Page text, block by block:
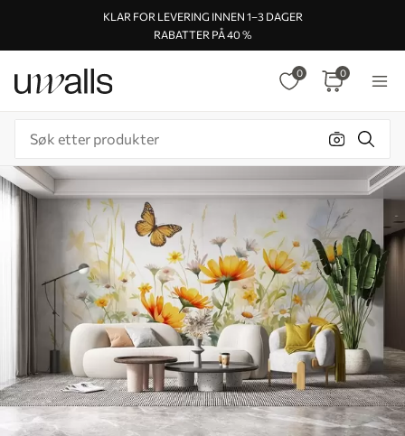
KLAR FOR LEVERING INNEN 1–3 DAGER
RABATTER PÅ 40 %
0 0